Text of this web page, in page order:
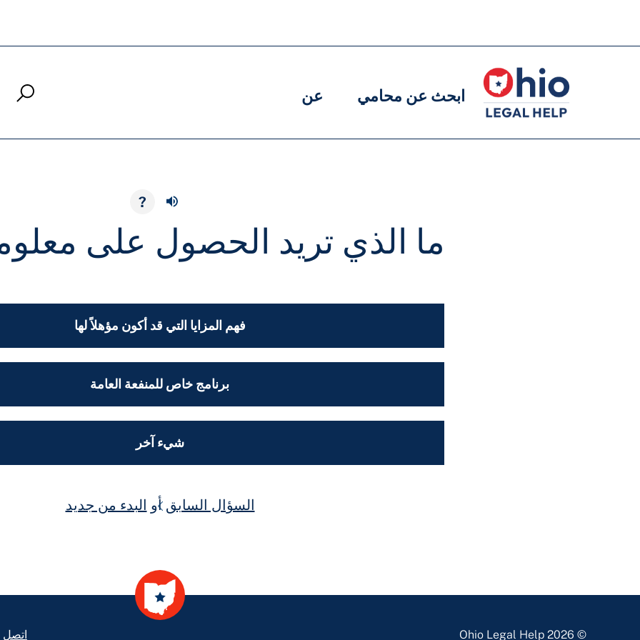
navigation
ابحث عن محامي عن
navigation
?
ما الذي تريد الحصول على
فهم المزايا التي قد أكون مؤهلاً لها
برنامج خاص للمنفعة العامة
شيء آخر
السؤال السابق أو البدء من جديد
اتصل © 2026 Ohio Legal Help